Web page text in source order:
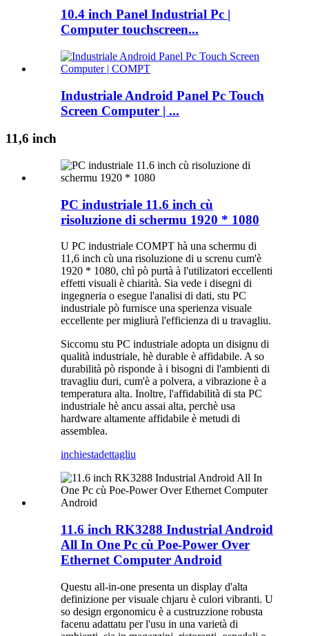
10.4 inch Panel Industrial Pc |
Computer touchscreen...
Industriale Android Panel Pc Touch
Screen Computer | ...
11,6 inch
PC industriale 11.6 inch cù
risoluzione di schermu 1920 * 1080
U PC industriale COMPT hà una schermu di
11,6 inch cù una risoluzione di u screnu cum'è
1920 * 1080, chì pò purtà à l'utilizatori eccellenti
effetti visuali è chiarità. Sia vede i disegni di
ingegneria o esegue l'analisi di dati, stu PC
industriale pò furnisce una sperienza visuale
eccellente per migliurà l'efficienza di u travagliu.
Siccomu stu PC industriale adopta un disignu di
qualità industriale, hè durable è affidabile. A so
durabilità pò risponde à i bisogni di l'ambienti di
travagliu duri, cum'è a polvera, a vibrazione è a
temperatura alta. Inoltre, l'affidabilità di sta PC
industriale hè ancu assai alta, perchè usa
hardware altamente affidabile è metudi di
assemblea.
inchiestadettagliu
11.6 inch RK3288 Industrial Android
All In One Pc cù Poe-Power Over
Ethernet Computer Android
Questu all-in-one presenta un display d'alta
definizione per visuale chjaru è culori vibranti. U
so design ergonomicu è a custruzzione robusta
facenu adattatu per l'usu in una varietà di